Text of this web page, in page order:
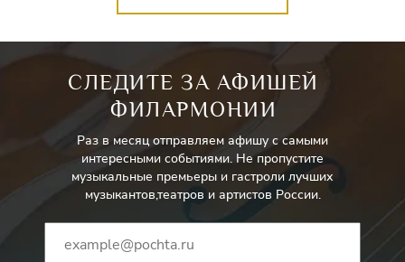
СЛЕДИТЕ ЗА АФИШЕЙ
ФИЛАРМОНИИ
Раз в месяц отправляем афишу с самыми
интересными событиями. Не пропустите
музыкальные премьеры и гастроли лучших
музыкантов,театров и артистов России.